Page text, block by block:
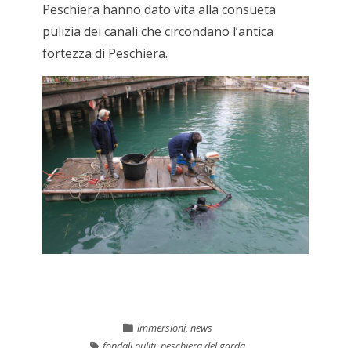
Peschiera hanno dato vita alla consueta
pulizia dei canali che circondano l’antica
fortezza di Peschiera.
immersioni, news